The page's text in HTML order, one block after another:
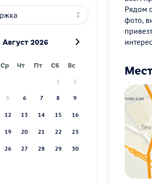
Август 2026
Ср Чт Пт Сб Вс
1 2
5 6 7 8 9
12 13 14 15 16
19 20 21 22 23
26 27 28 29 30
Рядом
фото,